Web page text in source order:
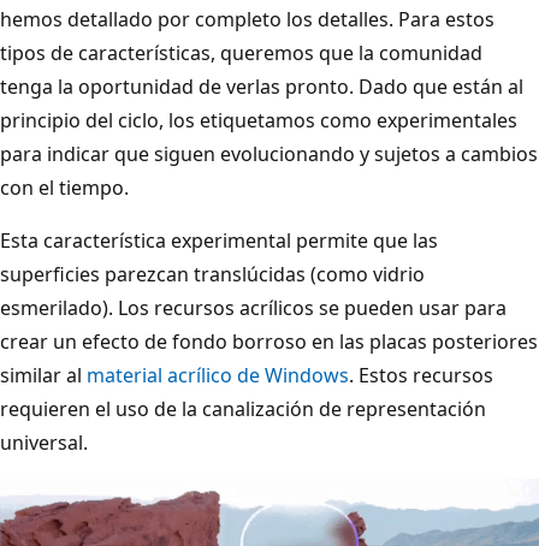
hemos detallado por completo los detalles. Para estos
tipos de características, queremos que la comunidad
tenga la oportunidad de verlas pronto. Dado que están al
principio del ciclo, los etiquetamos como experimentales
para indicar que siguen evolucionando y sujetos a cambios
con el tiempo.
Esta característica experimental permite que las
superficies parezcan translúcidas (como vidrio
esmerilado). Los recursos acrílicos se pueden usar para
crear un efecto de fondo borroso en las placas posteriores
similar al material acrílico de Windows. Estos recursos
requieren el uso de la canalización de representación
universal.